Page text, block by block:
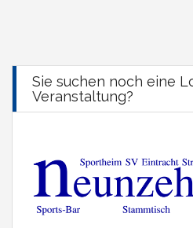
Sie suchen noch eine
Veranstaltung?